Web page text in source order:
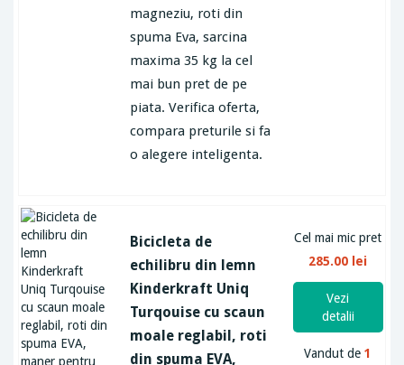
magneziu, roti din
spuma Eva, sarcina
maxima 35 kg la cel
mai bun pret de pe
piata. Verifica oferta,
compara preturile si fa
o alegere inteligenta.
Bicicleta de
echilibru din lemn
Kinderkraft Uniq
Turqouise cu scaun
moale reglabil, roti
din spuma EVA,
Cel mai mic pret
285.00 lei
Vezi
detalii
Vandut de1